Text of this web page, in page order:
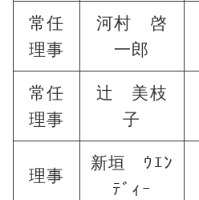
常任
理事
河村 啓
一郎
常任
理事
辻 美枝
子
理事
新垣 ｳｴﾝ
ﾃﾞｨｰ